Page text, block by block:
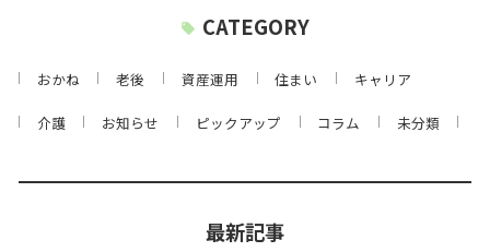
CATEGORY
おかね 老後 資産運用 住まい キャリア
介護 お知らせ ピックアップ コラム 未分類
最新記事